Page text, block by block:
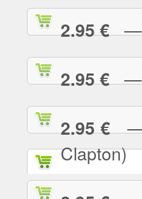
2.95 €—
2.95 €—
2.95 €—
Clapton)